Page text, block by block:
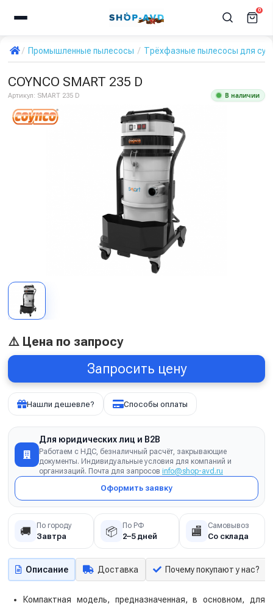
0
Промышленные пылесосы Трёхфазные пылесосы для
COYNCO SMART 235 D
Артикул: SMART 235 D В наличии
⚠️ Цена по запросу
Запросить цену
Нашли дешевле? Способы оплаты
Для юридических лиц и B2B
Работаем с НДС, безналичный расчёт, закрывающие
документы. Индивидуальные условия для компаний и
организаций. Почта для запросов info@shop-avd.ru
Оформить заявку
🚚 По городу
Завтра 📦 По РФ
2–5 дней 🏬 Самовывоз
Со склада
Описание Доставка Почему покупают у нас?
Компактная модель, предназначенная, в основном, для